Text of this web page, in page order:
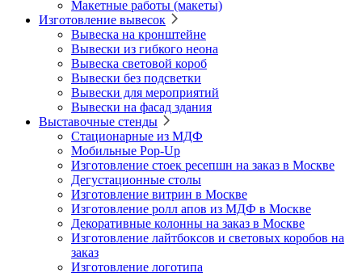
Макетные работы (макеты)
Изготовление вывесок
Вывеска на кронштейне
Вывески из гибкого неона
Вывеска световой короб
Вывески без подсветки
Вывески для мероприятий
Вывески на фасад здания
Выставочные стенды
Стационарные из МДФ
Мобильные Pop-Up
Изготовление стоек ресепшн на заказ в Москве
Дегустационные столы
Изготовление витрин в Москве
Изготовление ролл апов из МДФ в Москве
Декоративные колонны на заказ в Москве
Изготовление лайтбоксов и световых коробов на
заказ
Изготовление логотипа